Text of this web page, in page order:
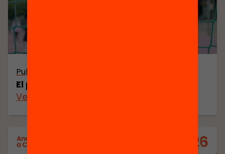
Publicació
El pes de l’escola pública
Veure’n més